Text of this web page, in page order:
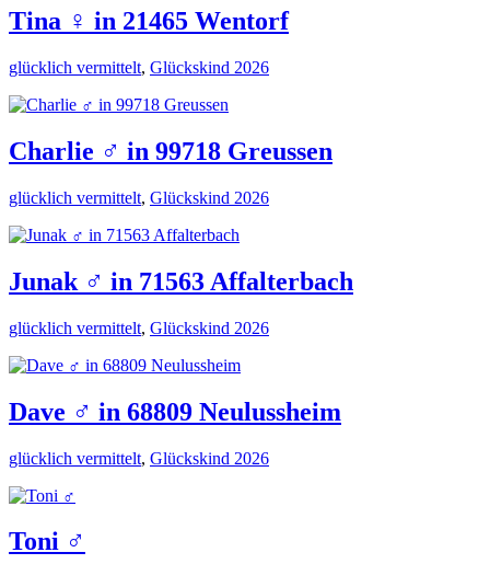
Tina ♀️ in 21465 Wentorf
glücklich vermittelt, Glückskind 2026
Charlie ♂️ in 99718 Greussen
glücklich vermittelt, Glückskind 2026
Junak ♂️ in 71563 Affalterbach
glücklich vermittelt, Glückskind 2026
Dave ♂️ in 68809 Neulussheim
glücklich vermittelt, Glückskind 2026
Toni ♂️